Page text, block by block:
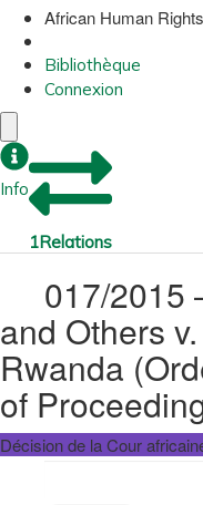
African Human
Bibliothèque
Connexion
Info
1Relations
017/2015
and Others
Rwanda
of
Décision de la Cour